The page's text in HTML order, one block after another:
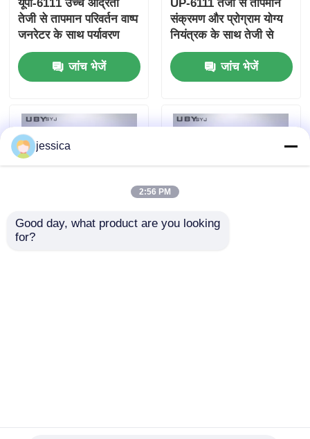
यूपी-6111 उच्च आर्द्रता
तेजी से तापमान परिवर्तन वाष्प
जनरेटर के साथ पर्यावरण
परीक्षण कक्ष
जांच भेजें
UP-6111 तेजी से तापमान
संक्रमण और प्रोग्राम योग्य
नियंत्रक के साथ तेजी से
परिवर्तन दर जलवायु परीक्षण
कक्ष
जांच भेजें
jessica
2:56 PM
Good day, what product are you looking
for?